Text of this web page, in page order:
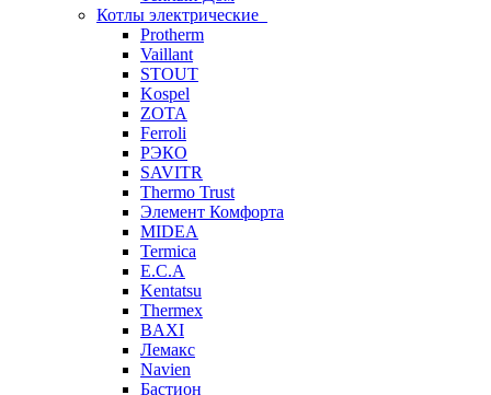
Котлы электрические
Protherm
Vaillant
STOUT
Kospel
ZOTA
Ferroli
РЭКО
SAVITR
Thermo Trust
Элемент Комфорта
MIDEA
Termica
E.C.A
Kentatsu
Thermex
BAXI
Лемакс
Navien
Бастион